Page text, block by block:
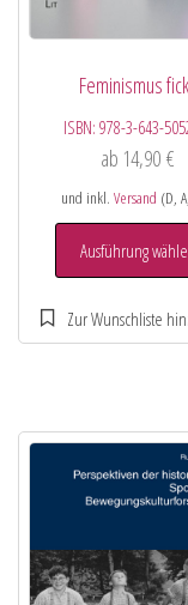
Feminismus
ISBN:978-3-643-
ab 14,90€
und inkl.Versand (D,
Ausführung